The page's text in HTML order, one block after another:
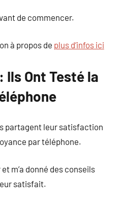
de commencer.
à propos de plus d’infos ici
Ils Ont Testé la
partagent leur satisfaction
par téléphone.
m’a donné des conseils
satisfait.